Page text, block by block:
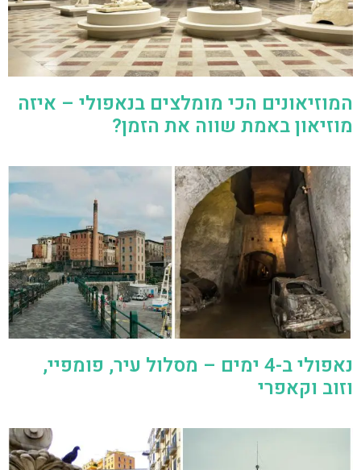
המוזיאונים הכי מומלצים בנאפולי – איזה
מוזיאון באמת שווה את הזמן?
נאפולי ב-4 ימים – מסלול עיר, פומפיי,
וזוב וקאפרי